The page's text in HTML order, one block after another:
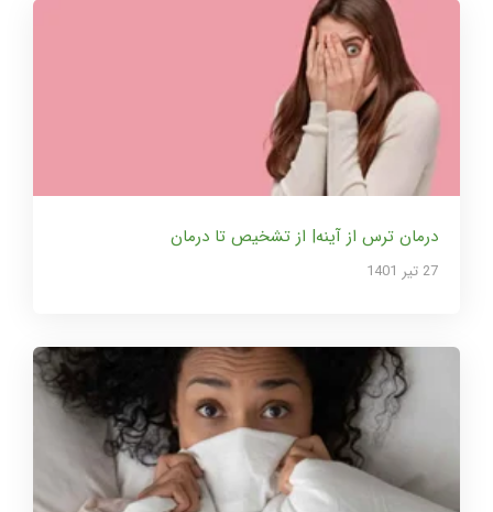
درمان ترس از آینه| از تشخیص تا درمان
27 تير 1401